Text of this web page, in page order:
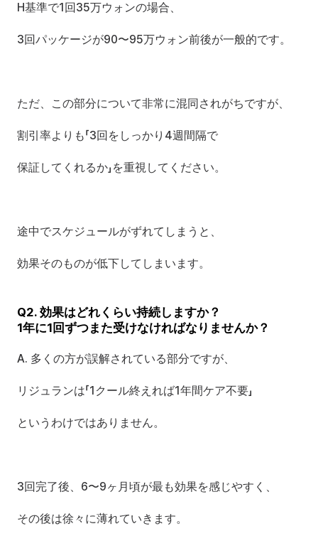
H基準で1回35万ウォンの場合、
3回パッケージが90〜95万ウォン前後が一般的です。
ただ、この部分について非常に混同されがちですが、
割引率よりも「3回をしっかり4週間隔で
保証してくれるか」を重視してください。
途中でスケジュールがずれてしまうと、
効果そのものが低下してしまいます。
Q2. 効果はどれくらい持続しますか？
1年に1回ずつまた受けなければなりませんか？
A. 多くの方が誤解されている部分ですが、
リジュランは「1クール終えれば1年間ケア不要」
というわけではありません。
3回完了後、6〜9ヶ月頃が最も効果を感じやすく、
その後は徐々に薄れていきます。